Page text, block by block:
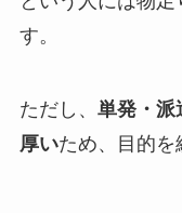
す。
ただし、 単発・派
厚いため、目的を